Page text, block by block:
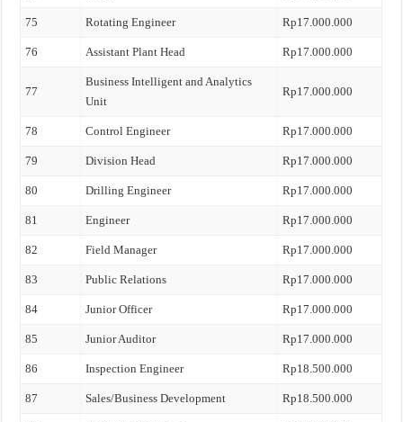
75 Rotating Engineer Rp17.000.000
76 Assistant Plant Head Rp17.000.000
77
Business Intelligent and Analytics
Unit
Rp17.000.000
78 Control Engineer Rp17.000.000
79 Division Head Rp17.000.000
80 Drilling Engineer Rp17.000.000
81 Engineer Rp17.000.000
82 Field Manager Rp17.000.000
83 Public Relations Rp17.000.000
84 Junior Officer Rp17.000.000
85 Junior Auditor Rp17.000.000
86 Inspection Engineer Rp18.500.000
87 Sales/Business Development Rp18.500.000